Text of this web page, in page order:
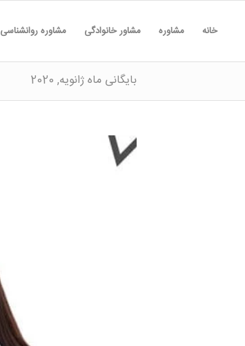
خانه مشاوره مشاور خانوادگی مشاوره روانشناسی
بایگانی ماه ژانویه, 2020